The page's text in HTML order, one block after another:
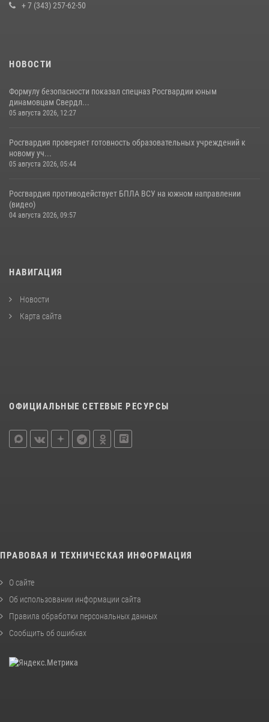
+ 7 (343) 257-62-50
НОВОСТИ
Формулу безопасности показал спецназ Росгвардии юным
динамовцам Свердл...
05 августа 2026, 12:27
Росгвардия проверяет готовность образовательных учреждений к
новому уч...
05 августа 2026, 05:44
Росгвардия противодействует БПЛА ВСУ на южном направлении
(видео)
04 августа 2026, 09:57
НАВИГАЦИЯ
Новости
Карта сайта
ОФИЦИАЛЬНЫЕ СЕТЕВЫЕ РЕСУРСЫ
ПРАВОВАЯ И ТЕХНИЧЕСКАЯ ИНФОРМАЦИЯ
О сайте
Об использовании информации сайта
Правила обработки персональных данных
Сообщить об ошибках